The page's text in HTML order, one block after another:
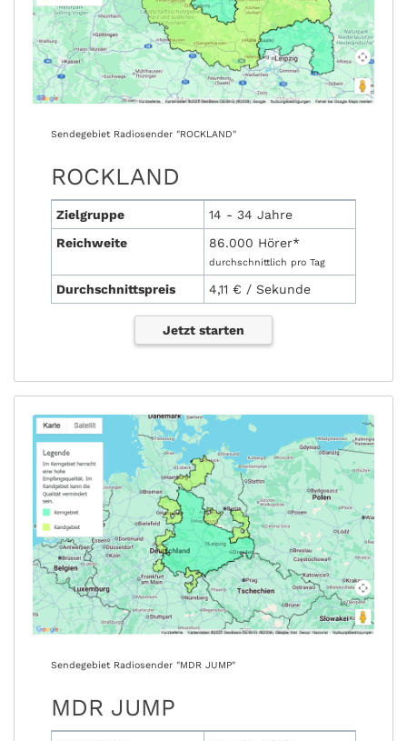
Sendegebiet Radiosender "ROCKLAND"
ROCKLAND
Zielgruppe
14 - 34 Jahre
Reichweite
86.000 Hörer*
durchschnittlich pro Tag
Durchschnittspreis 4,11 € / Sekunde
Jetzt starten
Sendegebiet Radiosender "MDR JUMP"
MDR JUMP